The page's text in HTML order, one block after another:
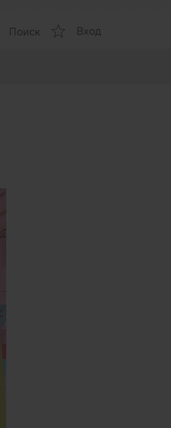
Поиск Вход